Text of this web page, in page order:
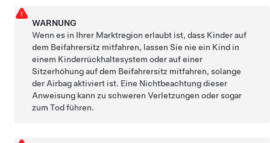
WARNUNG
Wenn es in Ihrer Marktregion erlaubt ist, dass Kinder auf
dem Beifahrersitz mitfahren, lassen Sie nie ein Kind in
einem Kinderrückhaltesystem oder auf einer
Sitzerhöhung auf dem Beifahrersitz mitfahren, solange
der Airbag aktiviert ist. Eine Nichtbeachtung dieser
Anweisung kann zu schweren Verletzungen oder sogar
zum Tod führen.